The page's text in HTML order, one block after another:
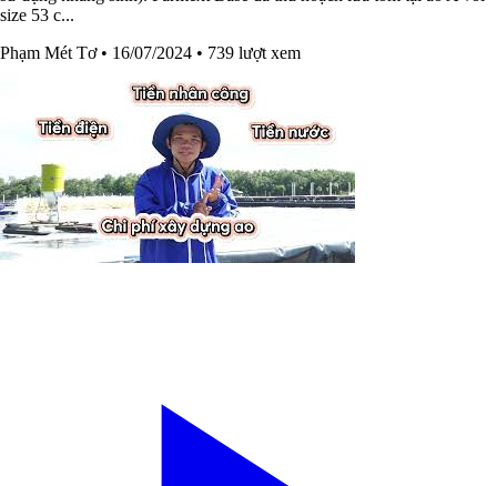
size 53 c...
Phạm Mét Tơ • 16/07/2024 • 739 lượt xem